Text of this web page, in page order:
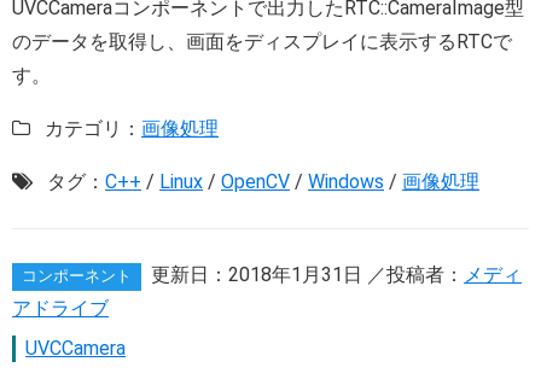
UVCCameraコンポーネントで出力したRTC::CameraImage型
のデータを取得し、画面をディスプレイに表示するRTCで
す。
カテゴリ： 画像処理
タグ： C++ / Linux / OpenCV / Windows / 画像処理
コンポーネント 更新日： 2018年1月31日 ／投稿者： メディ
アドライブ
UVCCamera